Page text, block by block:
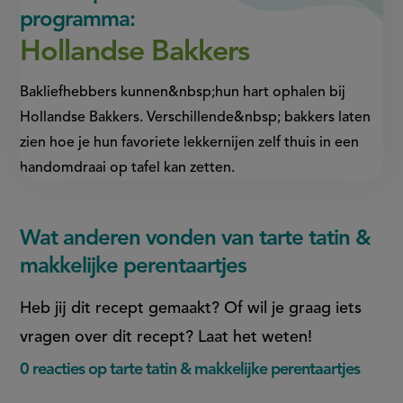
programma:
Hollandse Bakkers
Bakliefhebbers kunnen&nbsp;hun hart ophalen bij
Hollandse Bakkers. Verschillende&nbsp; bakkers laten
zien hoe je hun favoriete lekkernijen zelf thuis in een
handomdraai op tafel kan zetten.
Wat anderen vonden van tarte tatin &
makkelijke perentaartjes
Heb jij dit recept gemaakt? Of wil je graag iets
vragen over dit recept? Laat het weten!
0 reacties op tarte tatin & makkelijke perentaartjes